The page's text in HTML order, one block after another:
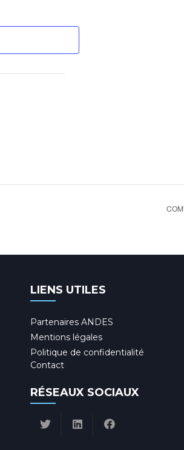
LIENS UTILES
Partenaires ANDES
Mentions légales
Politique de confidentialité
Contact
RÉSEAUX SOCIAUX